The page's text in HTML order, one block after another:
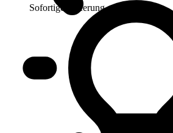
Sofortige Lieferung